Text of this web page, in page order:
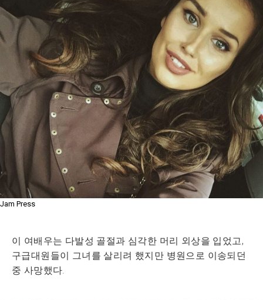
Jam Press
이 여배우는 다발성 골절과 심각한 머리 외상을 입었고,
구급대원들이 그녀를 살리려 했지만 병원으로 이송되던
중 사망했다.